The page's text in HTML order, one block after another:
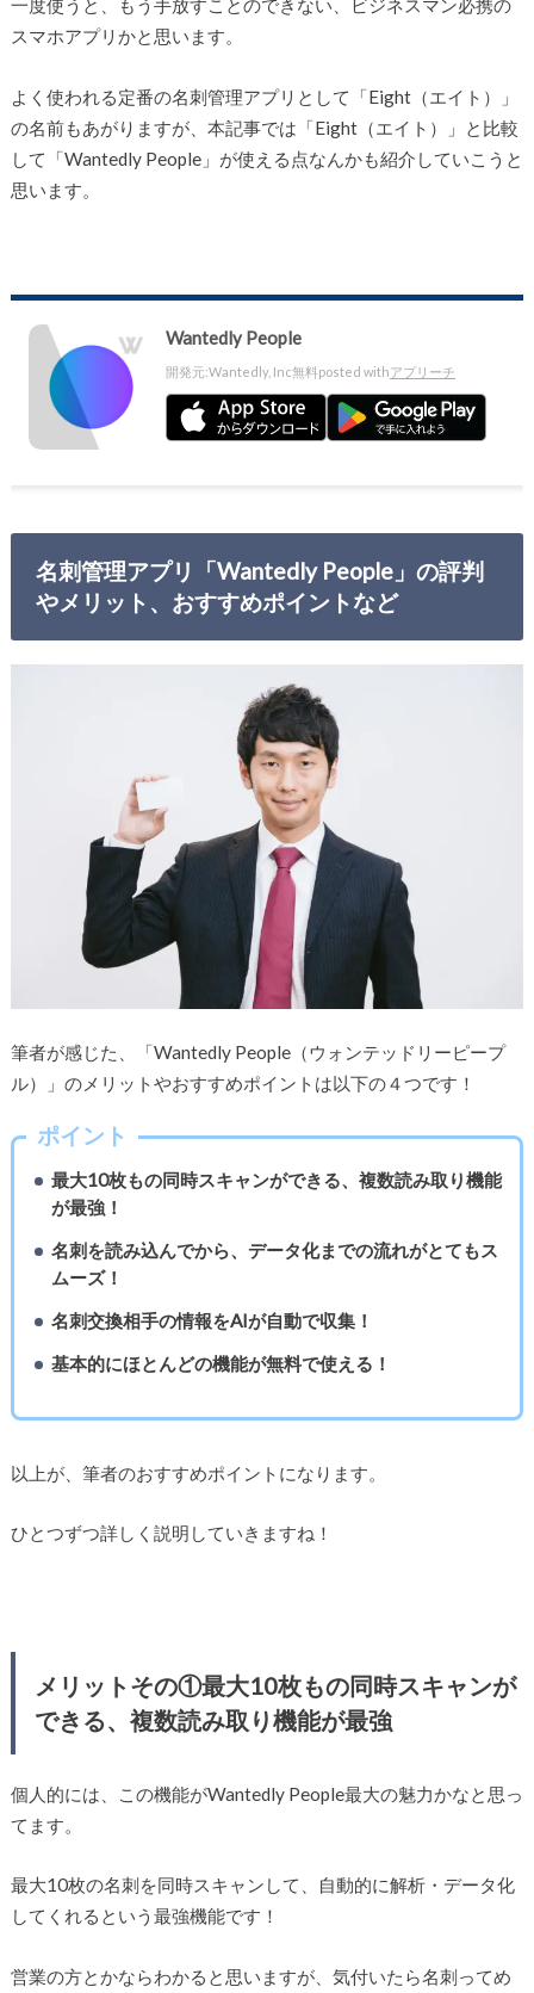
一度使うと、もう手放すことのできない、ビジネスマン必携の
スマホアプリかと思います。
よく使われる定番の名刺管理アプリとして「Eight（エイト）」
の名前もあがりますが、本記事では「Eight（エイト）」と比較
して「Wantedly People」が使える点なんかも紹介していこうと
思います。
Wantedly People
開発元:Wantedly, Inc無料posted withアプリーチ
名刺管理アプリ「Wantedly People」の評判
やメリット、おすすめポイントなど
筆者が感じた、「Wantedly People（ウォンテッドリーピープ
ル）」のメリットやおすすめポイントは以下の４つです！
ポイント
最大10枚もの同時スキャンができる、複数読み取り機能
が最強！
名刺を読み込んでから、データ化までの流れがとてもス
ムーズ！
名刺交換相手の情報をAIが自動で収集！
基本的にほとんどの機能が無料で使える！
以上が、筆者のおすすめポイントになります。
ひとつずつ詳しく説明していきますね！
メリットその①最大10枚もの同時スキャンが
できる、複数読み取り機能が最強
個人的には、この機能がWantedly People最大の魅力かなと思っ
てます。
最大10枚の名刺を同時スキャンして、自動的に解析・データ化
してくれるという最強機能です！
営業の方とかならわかると思いますが、気付いたら名刺ってめ